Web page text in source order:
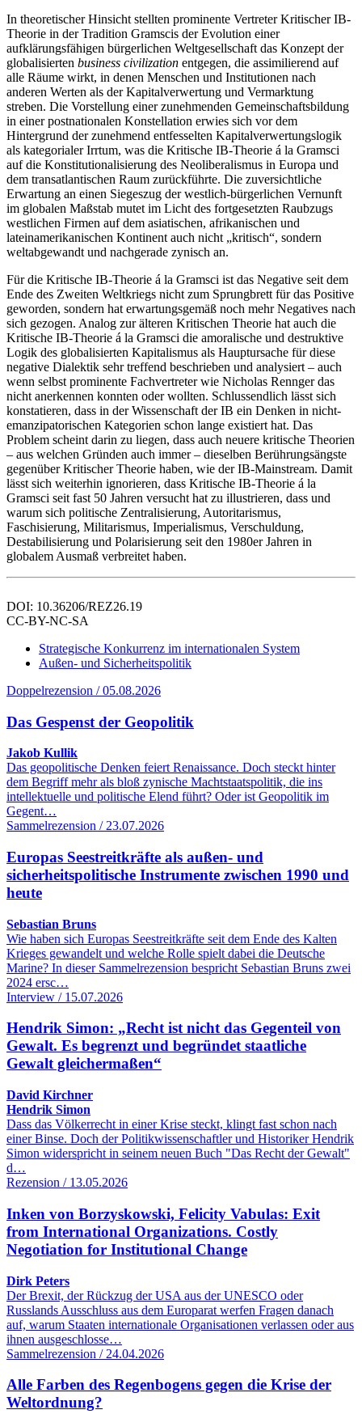
In theoretischer Hinsicht stellten prominente Vertreter Kritischer IB-
Theorie in der Tradition Gramscis der Evolution einer
aufklärungsfähigen bürgerlichen Weltgesellschaft das Konzept der
globalisierten business civilization entgegen, die assimilierend auf
alle Räume wirkt, in denen Menschen und Institutionen nach
anderen Werten als der Kapitalverwertung und Vermarktung
streben. Die Vorstellung einer zunehmenden Gemeinschaftsbildung
in einer postnationalen Konstellation erwies sich vor dem
Hintergrund der zunehmend entfesselten Kapitalverwertungslogik
als kategorialer Irrtum, was die Kritische IB-Theorie á la Gramsci
auf die Konstitutionalisierung des Neoliberalismus in Europa und
dem transatlantischen Raum zurückführte. Die zuversichtliche
Erwartung an einen Siegeszug der westlich-bürgerlichen Vernunft
im globalen Maßstab mutet im Licht des fortgesetzten Raubzugs
westlichen Firmen auf dem asiatischen, afrikanischen und
lateinamerikanischen Kontinent auch nicht „kritisch“, sondern
weltabgewandt und nachgerade zynisch an.
Für die Kritische IB-Theorie á la Gramsci ist das Negative seit dem
Ende des Zweiten Weltkriegs nicht zum Sprungbrett für das Positive
geworden, sondern hat erwartungsgemäß noch mehr Negatives nach
sich gezogen. Analog zur älteren Kritischen Theorie hat auch die
Kritische IB-Theorie á la Gramsci die amoralische und destruktive
Logik des globalisierten Kapitalismus als Hauptursache für diese
negative Dialektik sehr treffend beschrieben und analysiert – auch
wenn selbst prominente Fachvertreter wie Nicholas Rennger das
nicht anerkennen konnten oder wollten. Schlussendlich lässt sich
konstatieren, dass in der Wissenschaft der IB ein Denken in nicht-
emanzipatorischen Kategorien schon lange existiert hat. Das
Problem scheint darin zu liegen, dass auch neuere kritische Theorien
– aus welchen Gründen auch immer – dieselben Berührungsängste
gegenüber Kritischer Theorie haben, wie der IB-Mainstream. Damit
lässt sich weiterhin ignorieren, dass Kritische IB-Theorie á la
Gramsci seit fast 50 Jahren versucht hat zu illustrieren, dass und
warum sich politische Zentralisierung, Autoritarismus,
Faschisierung, Militarismus, Imperialismus, Verschuldung,
Destabilisierung und Polarisierung seit den 1980er Jahren in
globalem Ausmaß verbreitet haben.
DOI: 10.36206/REZ26.19
CC-BY-NC-SA
Strategische Konkurrenz im internationalen System
Außen- und Sicherheitspolitik
Doppelrezension / 05.08.2026
Das Gespenst der Geopolitik
Jakob Kullik
Das geopolitische Denken feiert Renaissance. Doch steckt hinter
dem Begriff mehr als bloß zynische Machtstaatspolitik, die ins
intellektuelle und politische Elend führt? Oder ist Geopolitik im
Gegent…
Sammelrezension / 23.07.2026
Europas Seestreitkräfte als außen- und
sicherheitspolitische Instrumente zwischen 1990 und
heute
Sebastian Bruns
Wie haben sich Europas Seestreitkräfte seit dem Ende des Kalten
Krieges gewandelt und welche Rolle spielt dabei die Deutsche
Marine? In dieser Sammelrezension bespricht Sebastian Bruns zwei
2024 ersc…
Interview / 15.07.2026
Hendrik Simon: „Recht ist nicht das Gegenteil von
Gewalt. Es begrenzt und begründet staatliche
Gewalt gleichermaßen“
David Kirchner
Hendrik Simon
Dass das Völkerrecht in einer Krise steckt, klingt fast schon nach
einer Binse. Doch der Politikwissenschaftler und Historiker Hendrik
Simon widerspricht in seinem neuen Buch "Das Recht der Gewalt"
d…
Rezension / 13.05.2026
Inken von Borzyskowski, Felicity Vabulas: Exit
from International Organizations. Costly
Negotiation for Institutional Change
Dirk Peters
Der Brexit, der Rückzug der USA aus der UNESCO oder
Russlands Ausschluss aus dem Europarat werfen Fragen danach
auf, warum Staaten internationale Organisationen verlassen oder aus
ihnen ausgeschlosse…
Sammelrezension / 24.04.2026
Alle Farben des Regenbogens gegen die Krise der
Weltordnung?